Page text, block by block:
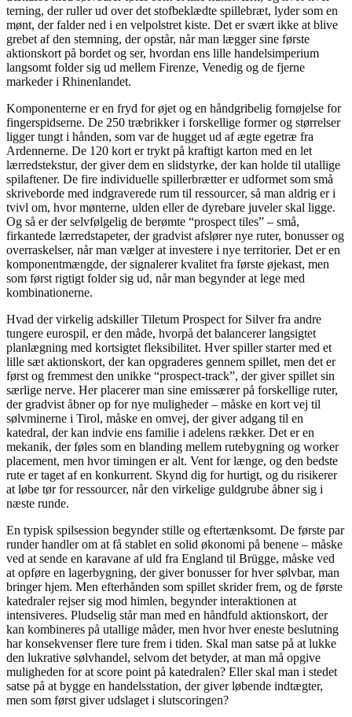
terning, der ruller ud over det stofbeklædte spillebræt, lyder som en
mønt, der falder ned i en velpolstret kiste. Det er svært ikke at blive
grebet af den stemning, der opstår, når man lægger sine første
aktionskort på bordet og ser, hvordan ens lille handelsimperium
langsomt folder sig ud mellem Firenze, Venedig og de fjerne
markeder i Rhinenlandet.
Komponenterne er en fryd for øjet og en håndgribelig fornøjelse for
fingerspidserne. De 250 træbrikker i forskellige former og størrelser
ligger tungt i hånden, som var de hugget ud af ægte egetræ fra
Ardennerne. De 120 kort er trykt på kraftigt karton med en let
lærredstekstur, der giver dem en slidstyrke, der kan holde til utallige
spilaftener. De fire individuelle spillerbrætter er udformet som små
skriveborde med indgraverede rum til ressourcer, så man aldrig er i
tvivl om, hvor mønterne, ulden eller de dyrebare juveler skal ligge.
Og så er der selvfølgelig de berømte “prospect tiles” – små,
firkantede lærredstapeter, der gradvist afslører nye ruter, bonusser og
overraskelser, når man vælger at investere i nye territorier. Det er en
komponentmængde, der signalerer kvalitet fra første øjekast, men
som først rigtigt folder sig ud, når man begynder at lege med
kombinationerne.
Hvad der virkelig adskiller Tiletum Prospect for Silver fra andre
tungere eurospil, er den måde, hvorpå det balancerer langsigtet
planlægning med kortsigtet fleksibilitet. Hver spiller starter med et
lille sæt aktionskort, der kan opgraderes gennem spillet, men det er
først og fremmest den unikke “prospect-track”, der giver spillet sin
særlige nerve. Her placerer man sine emissærer på forskellige ruter,
der gradvist åbner op for nye muligheder – måske en kort vej til
sølvminerne i Tirol, måske en omvej, der giver adgang til en
katedral, der kan indvie ens familie i adelens rækker. Det er en
mekanik, der føles som en blanding mellem rutebygning og worker
placement, men hvor timingen er alt. Vent for længe, og den bedste
rute er taget af en konkurrent. Skynd dig for hurtigt, og du risikerer
at løbe tør for ressourcer, når den virkelige guldgrube åbner sig i
næste runde.
En typisk spilsession begynder stille og eftertænksomt. De første par
runder handler om at få stablet en solid økonomi på benene – måske
ved at sende en karavane af uld fra England til Brügge, måske ved
at opføre en lagerbygning, der giver bonusser for hver sølvbar, man
bringer hjem. Men efterhånden som spillet skrider frem, og de første
katedraler rejser sig mod himlen, begynder interaktionen at
intensiveres. Pludselig står man med en håndfuld aktionskort, der
kan kombineres på utallige måder, men hvor hver eneste beslutning
har konsekvenser flere ture frem i tiden. Skal man satse på at lukke
den lukrative sølvhandel, selvom det betyder, at man må opgive
muligheden for at score point på katedralen? Eller skal man i stedet
satse på at bygge en handelsstation, der giver løbende indtægter,
men som først giver udslaget i slutscoringen?